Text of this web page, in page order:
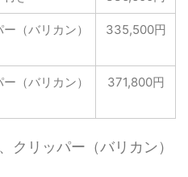
（バリカン）
335,500円
（バリカン）
371,800円
クリッパー（バリカン）